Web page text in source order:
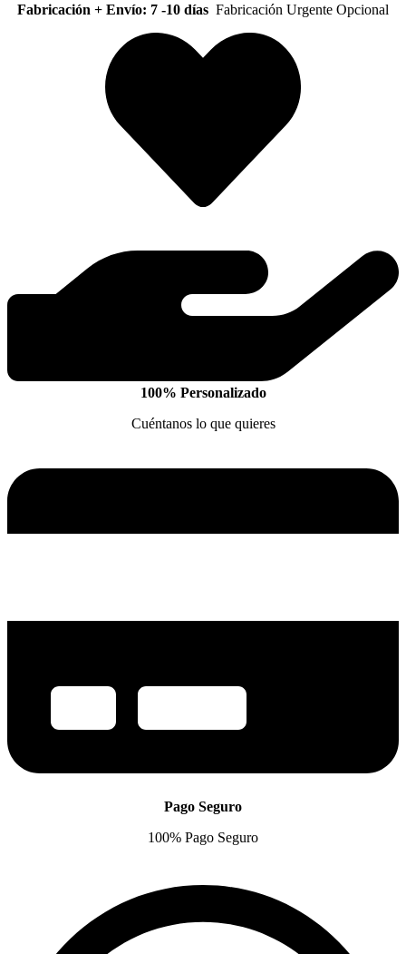
Fabricación + Envío: 7 -10 días Fabricación Urgente Opcional
100% Personalizado
Cuéntanos lo que quieres
Pago Seguro
100% Pago Seguro